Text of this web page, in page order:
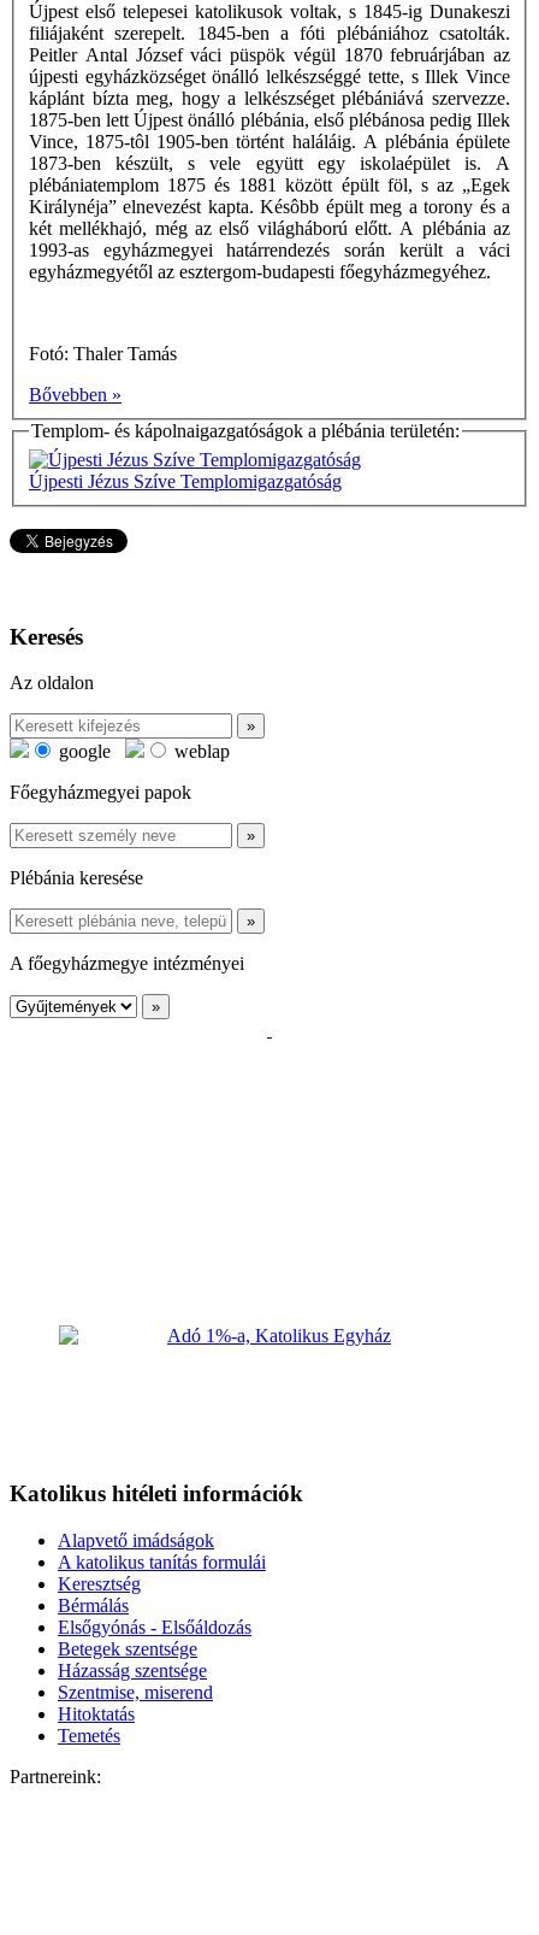
Újpest első telepesei katolikusok voltak, s 1845-ig Dunakeszi
filiájaként szerepelt. 1845-ben a fóti plébániához csatolták.
Peitler Antal József váci püspök végül 1870 februárjában az
újpesti egyházközséget önálló lelkészséggé tette, s Illek Vince
káplánt bízta meg, hogy a lelkészséget plébániává szervezze.
1875-ben lett Újpest önálló plébánia, első plébánosa pedig Illek
Vince, 1875-tôl 1905-ben történt haláláig. A plébánia épülete
1873-ben készült, s vele együtt egy iskolaépület is. A
plébániatemplom 1875 és 1881 között épült föl, s az „Egek
Királynéja” elnevezést kapta. Késôbb épült meg a torony és a
két mellékhajó, még az első világháború előtt. A plébánia az
1993-as egyházmegyei határrendezés során került a váci
egyházmegyétől az esztergom-budapesti főegyházmegyéhez.
Fotó: Thaler Tamás
Bővebben »
Templom- és kápolnaigazgatóságok a plébánia területén:
Újpesti Jézus Szíve Templomigazgatóság
Keresés
Az oldalon
google
weblap
Főegyházmegyei papok
Plébánia keresése
A főegyházmegye intézményei
Katolikus hitéleti információk
Alapvető imádságok
A katolikus tanítás formulái
Keresztség
Bérmálás
Elsőgyónás - Elsőáldozás
Betegek szentsége
Házasság szentsége
Szentmise, miserend
Hitoktatás
Temetés
Partnereink: